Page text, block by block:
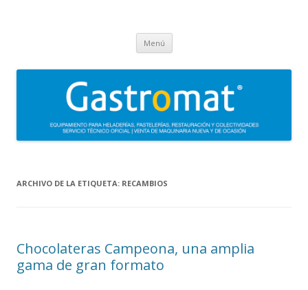
de maquinaria para heladerías, pastelerías, restauración y
Menú Saltar
contenido
ARCHIVO DE LA ETIQUETA: RECAMBIOS
Chocolateras Campeona, una amplia
gama de gran formato